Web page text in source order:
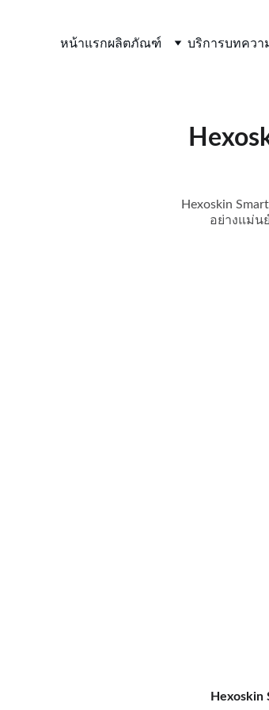
หน้าแรกผลิตภัณฑ์ บริการบทควา
Hexoskin
อย่างแม่น